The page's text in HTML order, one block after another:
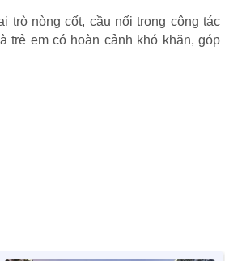
trò nòng cốt, cầu nối trong công tác
trẻ em có hoàn cảnh khó khăn, góp